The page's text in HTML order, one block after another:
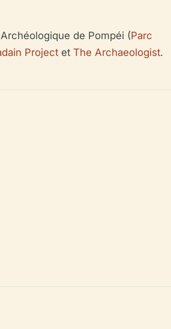
de Pompéi (Parc
Project et The Archaeologist.